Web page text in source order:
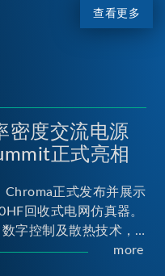
查看更多
密度交流电源
正式亮相
Chroma正式发布并展示
回收式电网仿真器。
字控制及散热技术，
输出能力，为业界指针
more